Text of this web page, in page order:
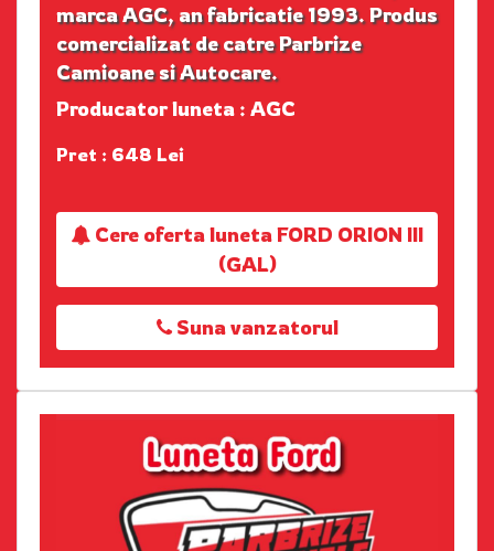
marca AGC, an fabricatie 1993. Produs
comercializat de catre Parbrize
Camioane si Autocare.
Producator luneta : AGC
Pret : 648 Lei
Cere oferta luneta FORD ORION III
(GAL)
Suna vanzatorul